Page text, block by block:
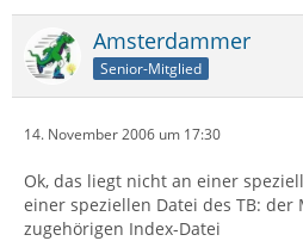
Amsterdammer
Senior-Mitglied
14. November 2006 um 17:30
Ok, das liegt nicht an einer
einer speziellen Datei des TB: der
zugehörigen Index-Datei